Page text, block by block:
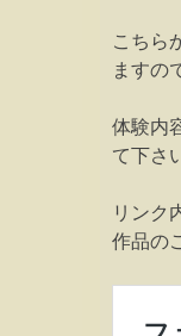
こちら
ますの
体験内
て下さ
リンク
作品の